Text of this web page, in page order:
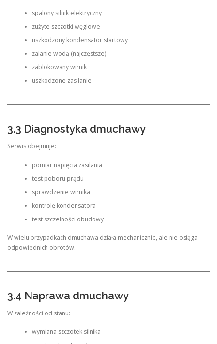
spalony silnik elektryczny
zużyte szczotki węglowe
uszkodzony kondensator startowy
zalanie wodą (najczęstsze)
zablokowany wirnik
uszkodzone zasilanie
3.3 Diagnostyka dmuchawy
Serwis obejmuje:
pomiar napięcia zasilania
test poboru prądu
sprawdzenie wirnika
kontrolę kondensatora
test szczelności obudowy
W wielu przypadkach dmuchawa działa mechanicznie, ale nie osiąga
odpowiednich obrotów.
3.4 Naprawa dmuchawy
W zależności od stanu:
wymiana szczotek silnika